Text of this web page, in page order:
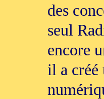
des
seul
encore
il a créé